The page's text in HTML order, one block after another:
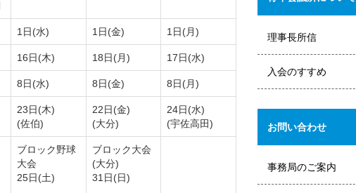
1日(水) 1日(金) 1日(月)
16日(木) 18日(月) 17日(水)
8日(水) 8日(金) 8日(月)
23日(木)
(佐伯)
22日(金)
(大分)
24日(水)
(宇佐高田)
ブロック野球
大会
25日(土)
ブロック大会
(大分)
31日(日)
理事長所信
入会のすすめ
お問い合わせ
事務局のご案内